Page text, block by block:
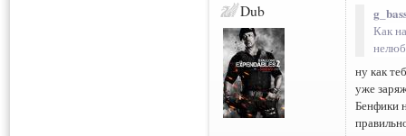
Dub
Как
ну как
уже
Бенфики